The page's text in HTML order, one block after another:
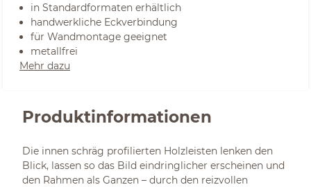
in Standardformaten erhältlich
handwerkliche Eckverbindung
für Wandmontage geeignet
metallfrei
Mehr dazu
Produktinformationen
Die innen schräg profilierten Holzleisten lenken den
Blick, lassen so das Bild eindringlicher erscheinen und
den Rahmen als Ganzen – durch den reizvollen